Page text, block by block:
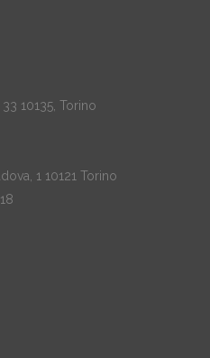
10135, Torino
1 10121 Torino